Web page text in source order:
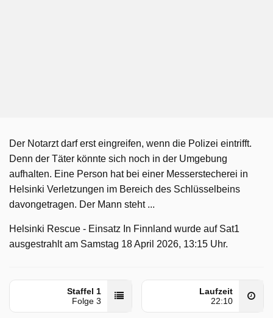
Der Notarzt darf erst eingreifen, wenn die Polizei eintrifft.
Denn der Täter könnte sich noch in der Umgebung
aufhalten. Eine Person hat bei einer Messerstecherei in
Helsinki Verletzungen im Bereich des Schlüsselbeins
davongetragen. Der Mann steht ...
Helsinki Rescue - Einsatz In Finnland wurde auf Sat1
ausgestrahlt am Samstag 18 April 2026, 13:15 Uhr.
Staffel 1
Folge 3
Laufzeit
22:10